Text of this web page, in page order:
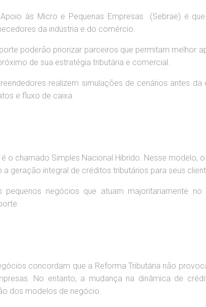
às Micro e Pequenas Empresas (Sebrae) é
da indústria e do comércio.
poderão priorizar parceiros que permitam melhor
de sua estratégia tributária e comercial.
realizem simulações de cenários antes
e fluxo de caixa.
o chamado Simples Nacional Híbrido. Nesse modelo,
geração integral de créditos tributários para seus
negócios que atuam majoritariamente
concordam que a Reforma Tributária não
No entanto, a mudança na dinâmica de
dos modelos de negócio.